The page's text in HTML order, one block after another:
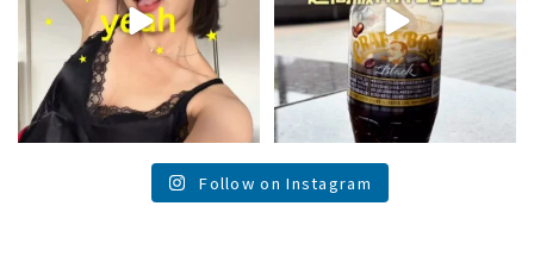
Follow on Instagram